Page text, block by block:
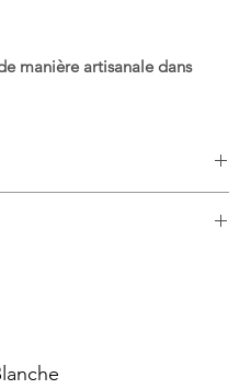
manière artisanale dans
entraîne des effets